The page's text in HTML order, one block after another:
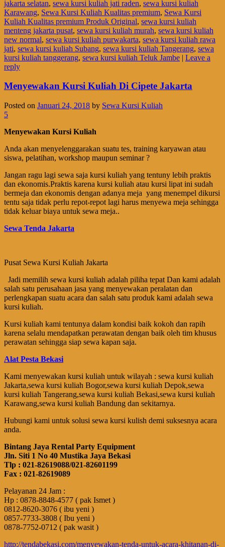
jakarta selatan, sewa kursi kuliah jati raden, sewa kursi kuliah
Karawang, Sewa Kursi Kuliah Kualitas premium, Sewa Kursi
Kuliah Kualitas premium Produk Original, sewa kursi kuliah
menteng jakarta pusat, sewa kursi kuliah murah, sewa kursi kuliah
new normal, sewa kursi kuliah purwakarta, sewa kursi kuliah rawa
jati, sewa kursi kuliah Subang, sewa kursi kuliah Tangerang, sewa
kursi kuliah tanggerang, sewa kursi kuliah Teluk Jambe | Leave a
reply
Menyewakan Kursi Kuliah Di Cipete Jakarta
Posted on Januari 24, 2018 by Sewa Kursi Kuliah
5
Menyewakan Kursi Kuliah
Anda akan menyelenggarakan suatu tes, training karyawan atau
siswa, pelatihan, workshop maupun seminar ?
Jangan ragu lagi sewa saja kursi kuliah yang tentuny lebih praktis
dan ekonomis.Praktis karena kursi kuliah atau kursi lipat ini sudah
bermeja dan ekonomis dengan adanya meja yang menempel dikursi
tentu saja tidak perlu repot-repot lagi harus menyewa meja sehingga
tidak keluar biaya untuk sewa meja..
Sewa Tenda Jakarta
Pusat Sewa Kursi Kuliah Jakarta
Jadi memilih sewa kursi kuliah adalah piliha tepat Dan kami adalah
salah satu perusahaan jasa yang menyewakan peralatan dan
perlengkapan suatu acara dan salah satu produk kami adalah sewa
kursi kuliah.
Kursi kuliah kami tentunya dalam kondisi baik kokoh dan rapih
karena selalu mendapatkan perawatan dengan baik oleh tim khusus
perawatan sehingga siap sewa kapan saja.
Alat Pesta Bekasi
Kami menyewakan kursi kuliah untuk wilayah : sewa kursi kuliah
Jakarta,sewa kursi kuliah Bogor,sewa kursi kuliah Depok,sewa
kursi kuliah Tangerang,sewa kursi kuliah Bekasi,sewa kursi kuliah
Karawang,sewa kursi kuliah Bandung dan sekitarnya.
Hubungi kami untuk solusi sewa kursi kulish demi suksesnya acara
anda.
Bintang Jaya Rental Party Equipment
Jln. Siti 1 No 40 Mustika Jaya Bekasi
Tlp : 021-82619088/021-82601199
Fax : 021-82619089
Pelayanan 24 Jam :
Hp : 0878-8848-4577 ( pak Ismet )
0812-8620-3076 ( ibu yeni )
0857-7733-3808 ( Ibu yeni )
0878-7752-0712 ( pak wasit )
http://tendabekasi.com/menyewakan-tenda-untuk-acara-khitanan-di-